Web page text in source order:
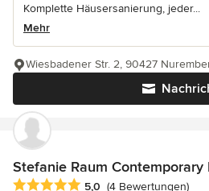
Komplette Häusersanierung, jeder...
Mehr
Wiesbadener Str. 2, 90427
Stefanie Raum Contemporary
Durchschnittliche Bewertung: 5
5,0 (4 Bewertungen)